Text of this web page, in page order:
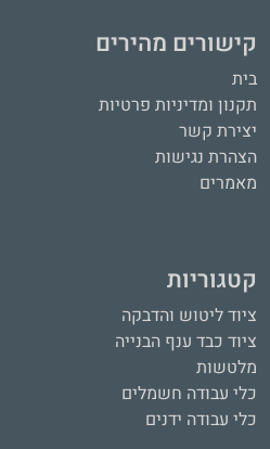
קישורים מהירים
בית
תקנון ומדיניות פרטיות
יצירת קשר
הצהרת נגישות
מאמרים
קטגוריות
ציוד ליטוש והדבקה
ציוד כבד ענף הבנייה
מלטשות
כלי עבודה חשמלים
כלי עבודה ידנים